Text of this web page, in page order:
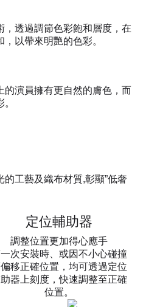
，透過調節色彩飽和層度，在
以帶來明艷的色彩。
的演員擁有更自然的膚色，而
工藝及織布材質,彰顯”低奢
定位輔助器
調整位置更加得心應手​
次安裝時、或因不小心碰撞
移正確位置，均可透過定位
器上刻度，快速調整至正確
位置。